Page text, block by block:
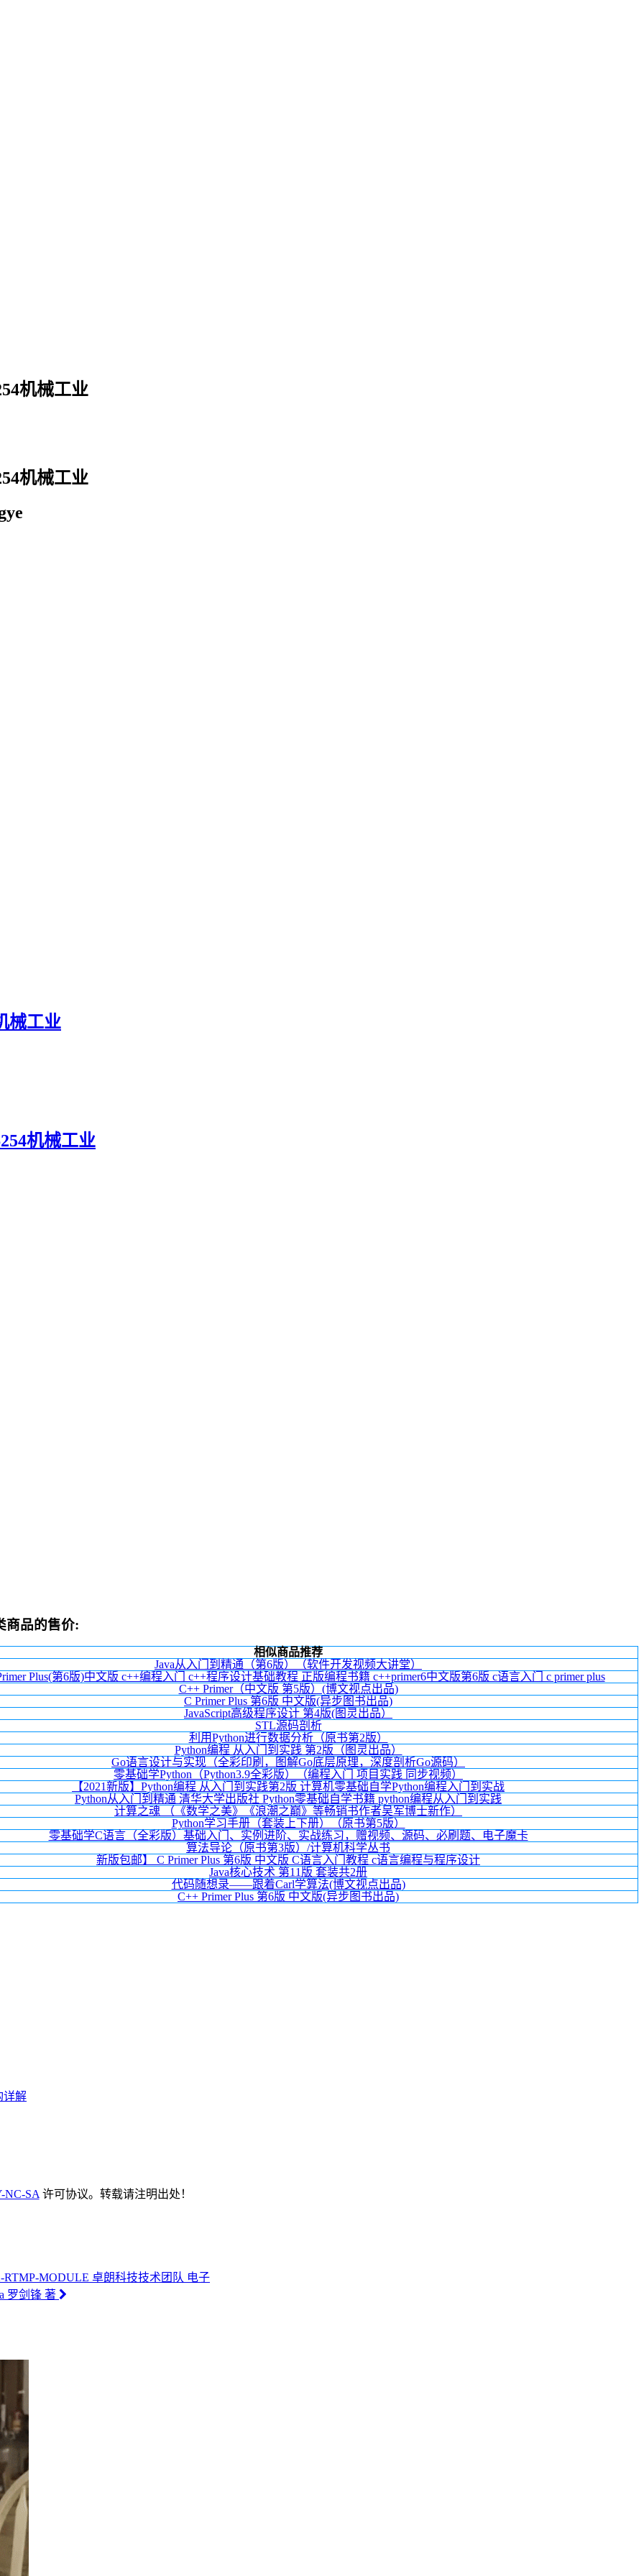
机械工业
机械工业
械工业
机械工业
商品的售价:
相似商品推荐
Java从入门到精通（第6版）（软件开发视频大讲堂）
Plus(第6版)中文版 c++编程入门 c++程序设计基础教程 正版编程书籍 c++primer6中文版第6版 c语言入门 c primer plus
C++ Primer（中文版 第5版）(博文视点出品)
C Primer Plus 第6版 中文版(异步图书出品)
JavaScript高级程序设计 第4版(图灵出品）
STL源码剖析
利用Python进行数据分析（原书第2版）
Python编程 从入门到实践 第2版（图灵出品）
Go语言设计与实现（全彩印刷，图解Go底层原理，深度剖析Go源码）
零基础学Python（Python3.9全彩版）（编程入门 项目实践 同步视频）
【2021新版】Python编程 从入门到实践第2版 计算机零基础自学Python编程入门到实战
Python从入门到精通 清华大学出版社 Python零基础自学书籍 python编程从入门到实践
计算之魂 （《数学之美》《浪潮之巅》等畅销书作者吴军博士新作）
Python学习手册（套装上下册）（原书第5版）
零基础学C语言（全彩版）基础入门、实例进阶、实战练习，赠视频、源码、必刷题、电子魔卡
算法导论（原书第3版）/计算机科学丛书
新版包邮】 C Primer Plus 第6版 中文版 C语言入门教程 c语言编程与程序设计
Java核心技术 第11版 套装共2册
代码随想录——跟着Carl学算法(博文视点出品)
C++ Primer Plus 第6版 中文版(异步图书出品)
详解
NC-SA 许可协议。转载请注明出处！
MODULE 卓朗科技技术团队 电子
罗剑锋 著